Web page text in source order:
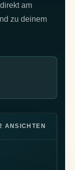
am
zu deinem
ANSICHTEN